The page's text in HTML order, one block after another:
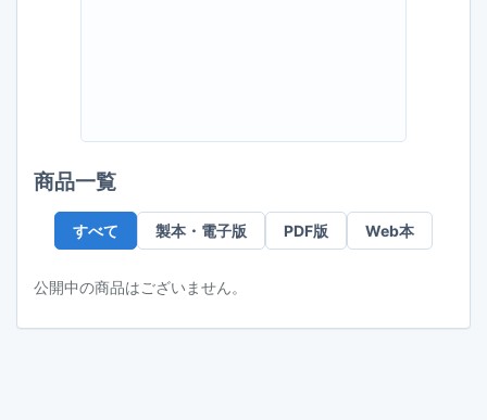
商品一覧
すべて 製本・電子版 PDF版 Web本
公開中の商品はございません。